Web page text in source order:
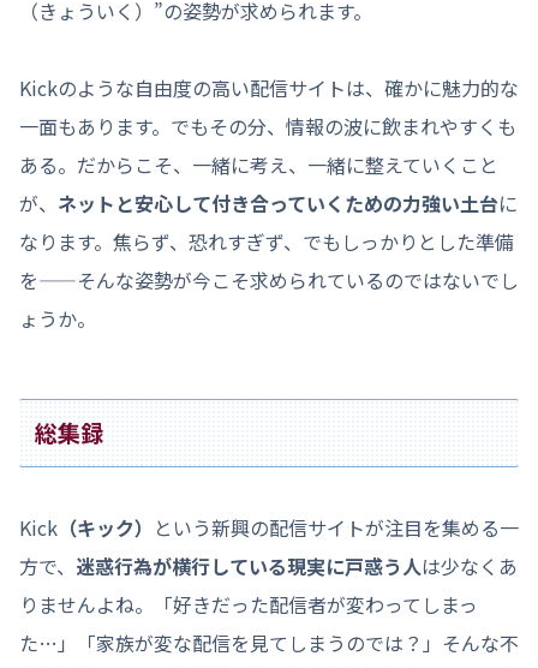
（きょういく）”の姿勢が求められます。
Kickのような自由度の高い配信サイトは、確かに魅力的な
一面もあります。でもその分、情報の波に飲まれやすくも
ある。だからこそ、一緒に考え、一緒に整えていくこと
が、 ネットと安心して付き合っていくための力強い土台に
なります。焦らず、恐れすぎず、でもしっかりとした準備
を——そんな姿勢が今こそ求められているのではないでし
ょうか。
総集録
Kick （キック） という新興の配信サイトが注目を集める一
方で、 迷惑行為が横行している現実に戸惑う人は少なくあ
りませんよね。「好きだった配信者が変わってしまっ
た…」「家族が変な配信を見てしまうのでは？」そんな不